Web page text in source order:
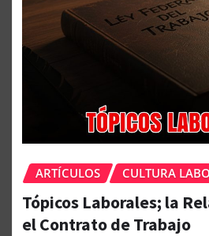
ARTÍCULOS CULTURA
Tópicos Laborales; la
el Contrato de Trabajo